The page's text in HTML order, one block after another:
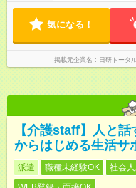
気になる！
掲載元企業名 日研トータ
【介護staff】人と
からはじめる生活サ
派遣 職種未経験OK 社会